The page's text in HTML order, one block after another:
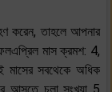
করেন, তাহলে আপনার
মাস ক্রমশ: 4,
সবথেকে অধিক